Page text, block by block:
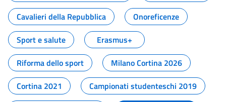
Cavalieri della Repubblica
Onoreficenze
Sport e salute
Erasmus+
Riforma dello sport
Milano Cortina 2026
Cortina 2021
Campionati studenteschi 2019